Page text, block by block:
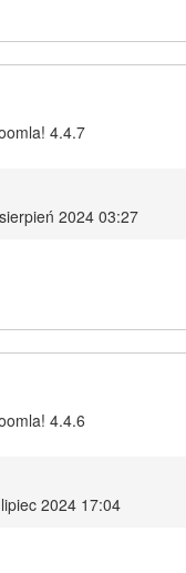
4.4.7
2024 03:27
4.4.6
2024 17:04